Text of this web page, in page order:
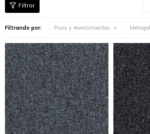
Filtrando por: Pisos y revestimientos